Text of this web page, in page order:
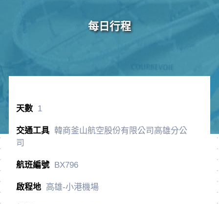
每日行程
1
韓商釜山航空股份有限公司高雄分公
司
BX796
高雄-小港機場